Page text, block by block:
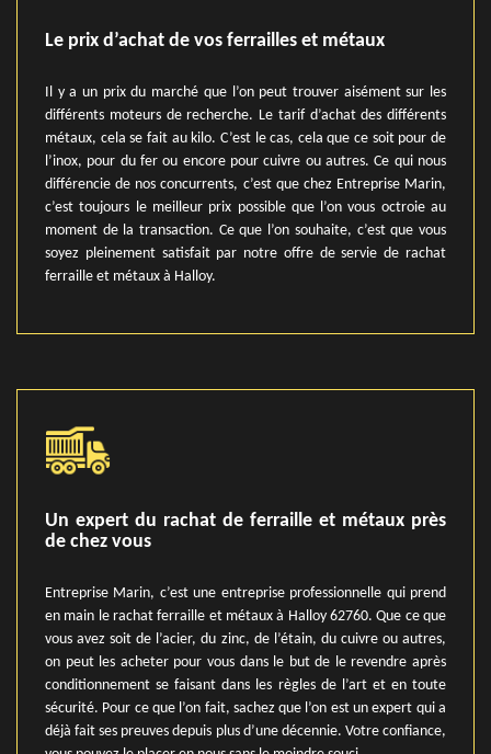
Le prix d’achat de vos ferrailles et métaux
Il y a un prix du marché que l’on peut trouver aisément sur les
différents moteurs de recherche. Le tarif d’achat des différents
métaux, cela se fait au kilo. C’est le cas, cela que ce soit pour de
l’inox, pour du fer ou encore pour cuivre ou autres. Ce qui nous
différencie de nos concurrents, c’est que chez Entreprise Marin,
c’est toujours le meilleur prix possible que l’on vous octroie au
moment de la transaction. Ce que l’on souhaite, c’est que vous
soyez pleinement satisfait par notre offre de servie de rachat
ferraille et métaux à Halloy.
Un expert du rachat de ferraille et métaux près
de chez vous
Entreprise Marin, c’est une entreprise professionnelle qui prend
en main le rachat ferraille et métaux à Halloy 62760. Que ce que
vous avez soit de l’acier, du zinc, de l’étain, du cuivre ou autres,
on peut les acheter pour vous dans le but de le revendre après
conditionnement se faisant dans les règles de l’art et en toute
sécurité. Pour ce que l’on fait, sachez que l’on est un expert qui a
déjà fait ses preuves depuis plus d’une décennie. Votre confiance,